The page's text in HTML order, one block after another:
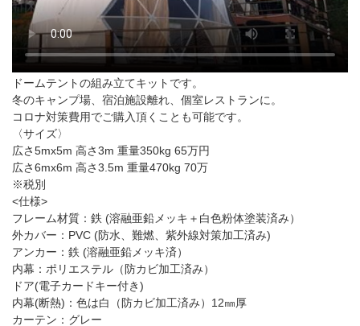
ドームテントの組み立てキットです。
冬のキャンプ場、宿泊施設離れ、個室レストランに。
コロナ対策費用でご購入頂くことも可能です。
〈サイズ〉
広さ5mx5m 高さ3m 重量350kg 65万円
広さ6mx6m 高さ3.5m 重量470kg 70万
※税別
<仕様>
フレーム材質：鉄 (溶融亜鉛メッキ＋白色粉体塗装済み）
外カバー：PVC (防水、難燃、紫外線対策加工済み)
アンカー：鉄 (溶融亜鉛メッキ済）
内幕：ポリエステル（防カビ加工済み）
ドア(電子カードキー付き)
内幕(断熱)：色は白（防カビ加工済み）12㎜厚
カーテン：グレー